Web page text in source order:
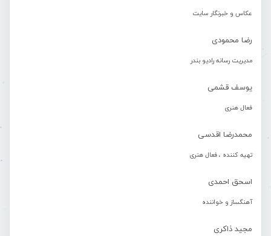
عکاس و خبرنگار سایت
رضا محمودی
مدیریت رسانه رادیو بندر
یوسف قشمی
فعال هنری
محمدرضا اقدسی
تهیه کننده ، فعال هنری
اسحق احمدی
آهنگساز و خواننده
مجید ذاکری